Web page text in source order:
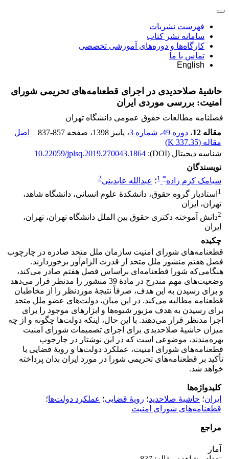
فهرست نشریات
سامانه نشر کتاب
کارگاه‌ها و دوره‌های آموزشی تخصصی
تماس با ما
English
حاشیۀ صلاحدیدی در اجرای قطعنامه‌های تحریمی شورای
امنیت: بررسی موردی ایران
فصلنامه مطالعات حقوق عمومی دانشگاه تهران
مقاله 12
، دوره 49، شماره 3 ، پاییز 1398 ، صفحه 837-857
اصل
مقاله (337.35 K
)
شناسه دیجیتال (DOI):
10.22059/jplsq.2019.270043.1864
نویسندگان
سیامک کرم زاده*
1؛ عبدالله عابدینی2
1 استادیار گروه حقوق، دانشکدۀ علوم انسانی، دانشگاه شاهد،
تهران، ایران
2دانش آموخته دکتری حقوق بین الملل دانشگاه تهران، تهران،
ایران
چکیده
قطعنامه‌های شورای امنیت سازمان ملل متحد صادره در چارچوب
فصل هفتم منشور ملل متحد از قدرت الزام‌آور برخوردارند.
هنگامی‌که شورا قطعنامه‌ای براساس فصل هفتم صادر می‌کند،
وضعیت‌های مهم مندرج در مادۀ 39 منشور را مدنظر قرار می‌دهد
و برای رسیدن به این هدف، صرفاً نتیجۀ موردنظر را از مخاطبان
قطعنامه مطالبه می‌کند. در این میان، دولت‌های عضو ملل متحد
برای رسیدن به هدف مزبور شیوه‌ها و ابزارهای موجود را برای
اجرا مدنظر قرار می‌دهند. با این حال، اینکه دولت‌ها چگونه و از چه
میزان حاشیۀ صلاحدیدی برای اجرای تصمیمات شورای امنیت
بهره‌مندند، موضوعی است که در این نوشتار در چارچوب
قطعنامه‌های شورای امنیت، عملکرد دولت‌ها و رویۀ قضایی با
تأکید بر قطعنامه‌های تحریمی شورا در مورد ایران بدان پرداخته
خواهد شد.
کلیدواژه‌ها
ایران؛ حاشیۀ صلاحدید؛ رویۀ قضایی؛ عملکرد دولت‌ها؛
قطعنامه‌های شورای امنیت
مراجع
آمار